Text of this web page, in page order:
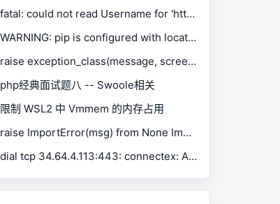
fatal: could not read Username for 'https://gitee.com': No such device or address
WARNING: pip is configured with locations that require TLS/SSL, however the ssl module in Python is not available.
raise exception_class(message, screen, stacktrace) selenium.common.exceptions.SessionNotCreatedException
php经典面试题八 -- Swoole相关
限制 WSL2 中 Vmmem 的内存占用
raise ImportError(msg) from None ImportError: Missing optional dependency 'xlrd'. Install xlrd >= 1.0.0 for Excel support Use pip or conda to install xlrd.
dial tcp 34.64.4.113:443: connectex: A connection attempt failed because the connected party did not properly respond after a period of time, or established connection failed because connected host has failed to respond.